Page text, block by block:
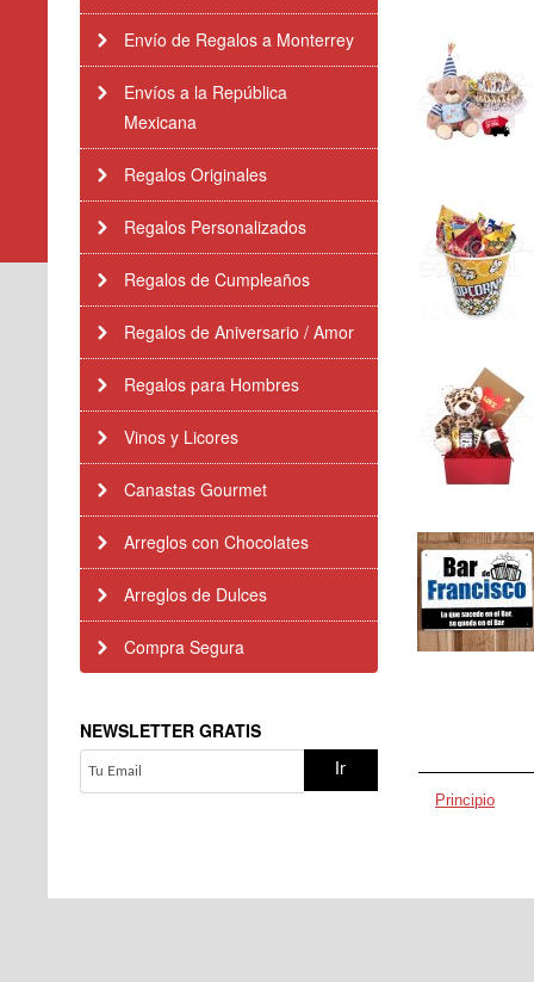
Envío de Regalos a Monterrey
Envíos a la República
Mexicana
Regalos Originales
Regalos Personalizados
Regalos de Cumpleaños
Regalos de Aniversario / Amor
Regalos para Hombres
Vinos y Licores
Canastas Gourmet
Arreglos con Chocolates
Arreglos de Dulces
Compra Segura
NEWSLETTER GRATIS
Principio